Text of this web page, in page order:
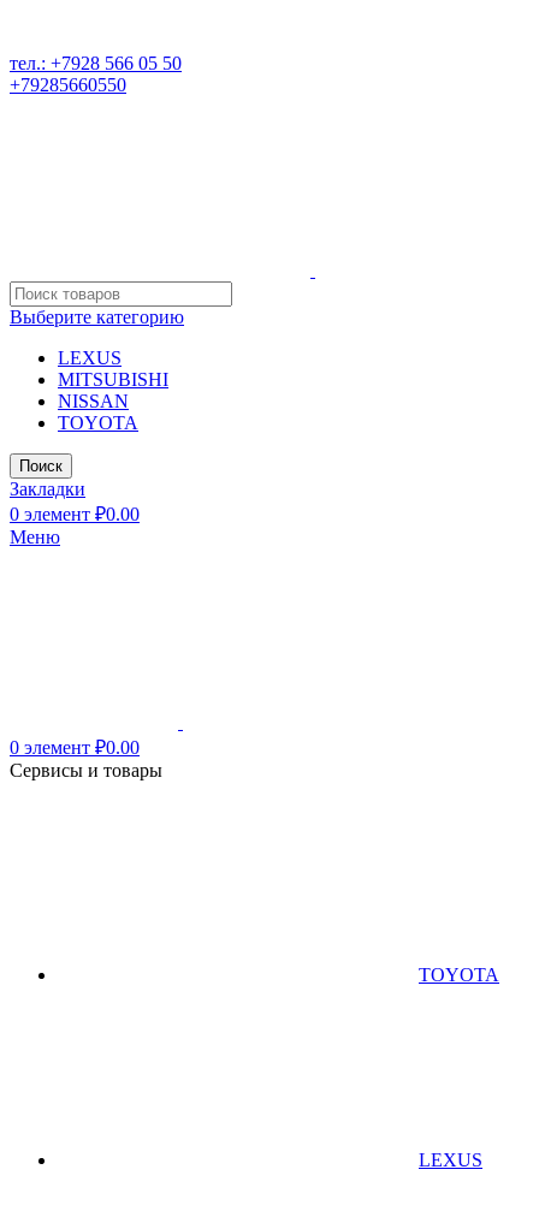
тел.: +7928 566 05 50
+79285660550
Выберите категорию
LEXUS
MITSUBISHI
NISSAN
TOYOTA
Поиск
Закладки
0 элемент ₽0.00
Меню
0 элемент ₽0.00
Сервисы и товары
TOYOTA
LEXUS